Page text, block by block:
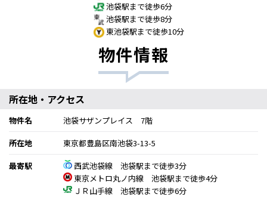
池袋駅まで徒歩6分
池袋駅まで徒歩8分
東池袋駅まで徒歩10分
物件情報
所在地・アクセス
物件名
池袋サザンプレイス 7階
所在地
東京都豊島区南池袋3-13-5
最寄駅
西武池袋線 池袋駅まで徒歩3分
東京メトロ丸ノ内線 池袋駅まで徒歩4分
ＪＲ山手線 池袋駅まで徒歩6分